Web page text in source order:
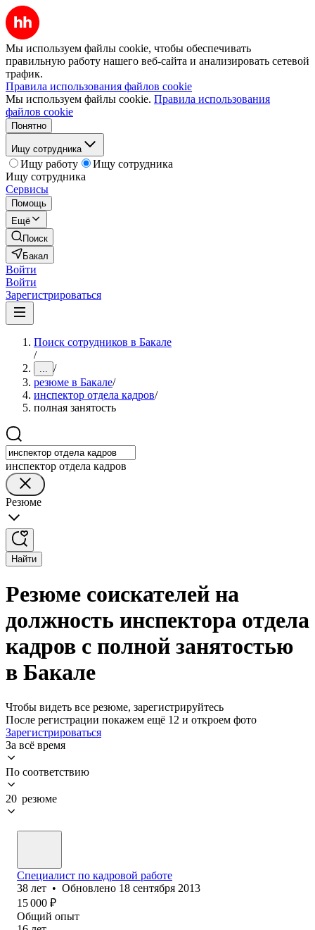
Мы используем файлы cookie, чтобы обеспечивать
правильную работу нашего веб-сайта и анализировать сетевой
трафик.
Правила использования файлов cookie
Мы используем файлы cookie. Правила использования
файлов cookie
Понятно
Ищу сотрудника
Ищу работу
Ищу сотрудника
Ищу сотрудника
Сервисы
Помощь
Ещё
Поиск
Бакал
Войти
Войти
Зарегистрироваться
Поиск сотрудников в Бакале
/
... /
резюме в Бакале/
инспектор отдела кадров/
полная занятость
инспектор отдела кадров
Резюме
Найти
Резюме соискателей на
должность инспектора отдела
кадров с полной занятостью
в Бакале
Чтобы видеть все резюме, зарегистрируйтесь
После регистрации покажем ещё 12 и откроем фото
Зарегистрироваться
За всё время
По соответствию
20 резюме
Специалист по кадровой работе
38 лет • Обновлено 18 сентября 2013
15 000 ₽
Общий опыт